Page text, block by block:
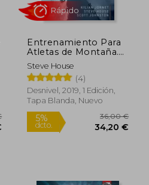
€
€
5%
dcto.
Entrenamiento Para
Atletas de Montaña.
El Manual Definitivo
Para Esquiiadores y
Corredores de
Montaña: El Manual
Definitivo Para
Corredores de
Montaña
Steve House
(4)
Desnivel, 2019, 1 Edición,
Tapa Blanda, Nuevo